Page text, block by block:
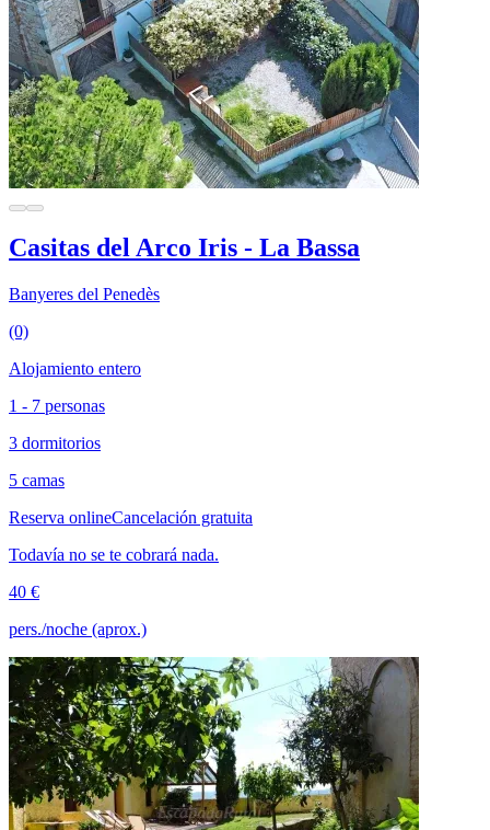
Casitas del Arco Iris - La Bassa
Banyeres del Penedès
(0)
Alojamiento entero
1 - 7 personas
3 dormitorios
5 camas
Reserva onlineCancelación gratuita
Todavía no se te cobrará nada.
40 €
pers./noche (aprox.)